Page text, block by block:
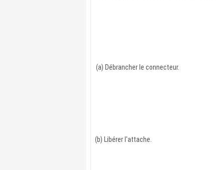
(a) Débrancher le connecteur.
(b) Libérer l'attache.